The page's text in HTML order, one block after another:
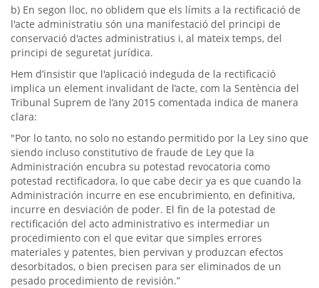
b) En segon lloc, no oblidem que els límits a la rectificació de
l'acte administratiu són una manifestació del principi de
conservació d'actes administratius i, al mateix temps, del
principi de seguretat jurídica.
Hem d’insistir que l'aplicació indeguda de la rectificació
implica un element invalidant de l’acte, com la Sentència del
Tribunal Suprem de l’any 2015 comentada indica de manera
clara:
"Por lo tanto, no solo no estando permitido por la Ley sino que
siendo incluso constitutivo de fraude de Ley que la
Administración encubra su potestad revocatoria como
potestad rectificadora, lo que cabe decir ya es que cuando la
Administración incurre en ese encubrimiento, en definitiva,
incurre en desviación de poder. El fin de la potestad de
rectificación del acto administrativo es intermediar un
procedimiento con el que evitar que simples errores
materiales y patentes, bien pervivan y produzcan efectos
desorbitados, o bien precisen para ser eliminados de un
pesado procedimiento de revisión.”